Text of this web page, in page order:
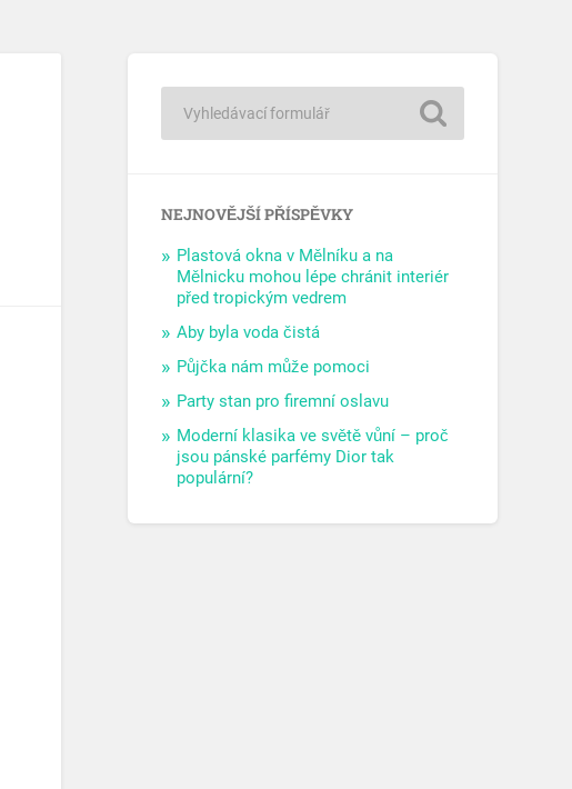
NEJNOVĚJŠÍ PŘÍSPĚVKY
Plastová okna v Mělníku a na
Mělnicku mohou lépe chránit interiér
před tropickým vedrem
Aby byla voda čistá
Půjčka nám může pomoci
Party stan pro firemní oslavu
Moderní klasika ve světě vůní – proč
jsou pánské parfémy Dior tak
populární?